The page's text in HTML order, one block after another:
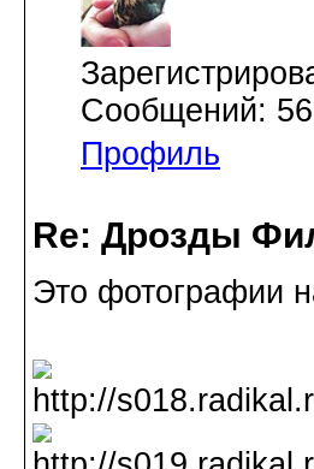
Сообщений:
Профиль
Re: Дрозды
Это фотографии